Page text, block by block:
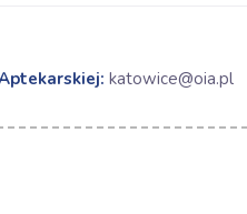
katowice@oia.pl